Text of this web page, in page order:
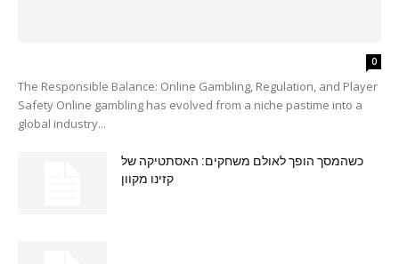
0
The Responsible Balance: Online Gambling, Regulation, and Player
Safety Online gambling has evolved from a niche pastime into a
global industry...
כשהמסך הופך לאולם משחקים: האסתטיקה של
קזינו מקוון